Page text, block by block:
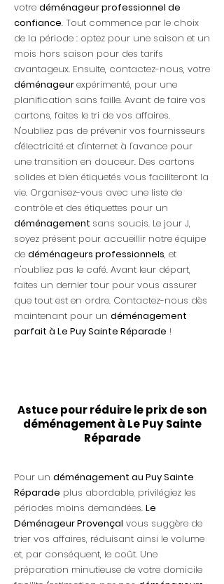
votre déménageur professionnel de
confiance. Tout commence par le choix
de la période : optez pour une saison et un
mois hors saison pour des tarifs
avantageux. Ensuite, contactez-nous, votre
déménageurexpérimenté, pour une
planification sans faille. Avant de faire vos
cartons, faites le tri de vos affaires.
N'oubliez pas de prévenir vos fournisseurs
d'électricité et d'internet à l'avance pour
une transition en douceur. Des cartons
solides et bien étiquetés vous faciliteront la
vie. Organisez-vous avec une liste de
contrôle et des étiquettes pour un
déménagement sans soucis. Le jour J,
soyez présent pour accueillir notre équipe
de déménageurs professionnels, et
n'oubliez pas le café. Avant leur départ,
faites un dernier tour pour vous assurer
que tout est en ordre. Contactez-nous dès
maintenant pour un déménagement
parfait à Le Puy Sainte Réparade !
Astuce pour réduire le prix de son
déménagement à Le Puy Sainte
Réparade
Pour un déménagement au Puy Sainte
Réparade plus abordable, privilégiez les
périodes moins demandées. Le
Déménageur Provençal vous suggère de
trier vos affaires, réduisant ainsi le volume
et, par conséquent, le coût. Une
préparation minutieuse de votre domicile